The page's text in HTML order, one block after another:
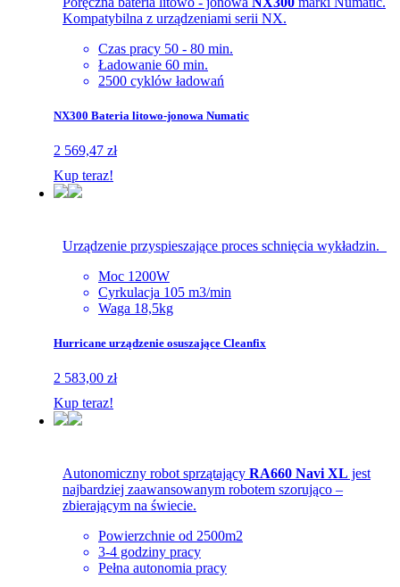
Kompatybilna z urządzeniami serii NX.
Czas pracy 50 - 80 min.
Ładowanie 60 min.
2500 cyklów ładowań
NX300 Bateria litowo-jonowa Numatic
2 569,47 zł
Kup teraz!
Urządzenie przyspieszające proces schnięcia wykładzin.
Moc 1200W
Cyrkulacja 105 m3/min
Waga 18,5kg
Hurricane urządzenie osuszające Cleanfix
2 583,00 zł
Kup teraz!
Autonomiczny robot sprzątający RA660 Navi XL jest
najbardziej zaawansowanym robotem szorująco –
zbierającym na świecie.
Powierzchnie od 2500m2
3-4 godziny pracy
Pełna autonomia pracy